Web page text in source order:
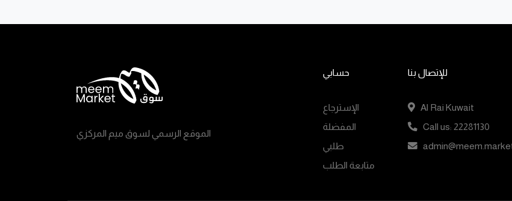
الموقع الرسمي لسوق ميم المركزي
حسابي
الإسترجاع
المفضلة
طلبي
متابعة الطلب
للإتصال بنا
Al Rai Kuwait
Call us: 22281130